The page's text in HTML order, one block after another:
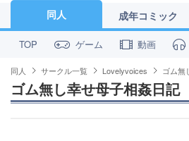
同人 成年コミック
TOP ゲーム 動画
同人 サークル一覧 Lovelyvoices ゴム無
ゴム無し幸せ母子相姦日記